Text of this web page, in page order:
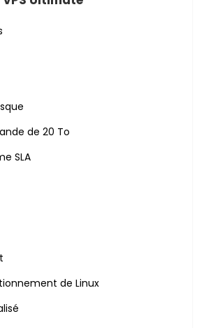
de 20 To
SLA
de Linux